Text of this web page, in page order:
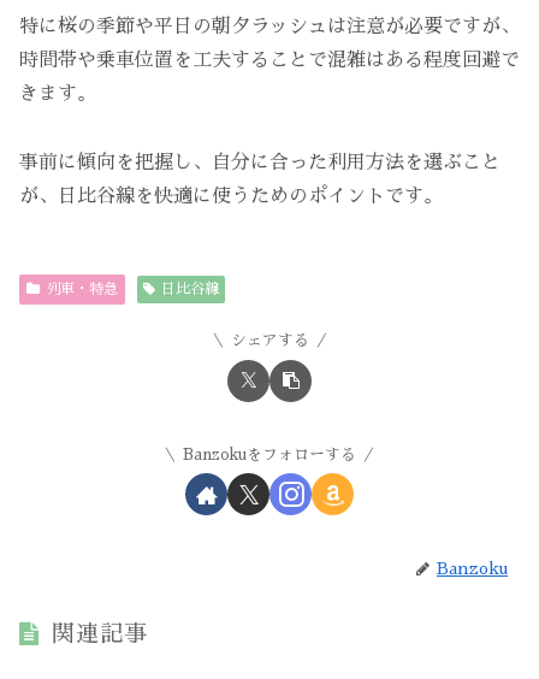
特に桜の季節や平日の朝夕ラッシュは注意が必要ですが、
時間帯や乗車位置を工夫することで混雑はある程度回避で
きます。
事前に傾向を把握し、自分に合った利用方法を選ぶこと
が、日比谷線を快適に使うためのポイントです。
列車・特急 日比谷線
シェアする
Banzokuをフォローする
Banzoku
関連記事